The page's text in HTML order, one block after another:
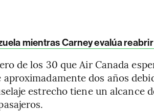
mientras Carney evalúa
de los 30 que Air Canada
dos años
estrecho tiene un alcance